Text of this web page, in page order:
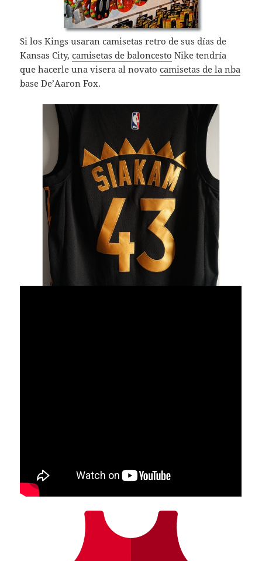
Si los Kings usaran camisetas retro de sus días de
Kansas City,camisetas de baloncesto Nike tendría
que hacerle una visera al novatocamisetas de la nba
base De’Aaron Fox.